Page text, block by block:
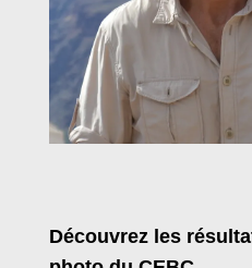
Découvrez les